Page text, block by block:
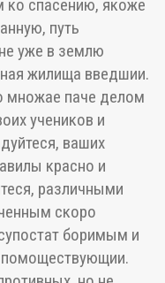
спасению, якоже
путь
уже в землю
жилища введшии.
множае паче делом
учеников и
ваших
красно и
различными
скоро
боримым и